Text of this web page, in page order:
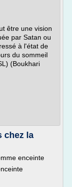
être une vision
par Satan ou
à l'état de
du sommeil
(Boukhari
chez la
enceinte